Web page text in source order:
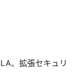
、拡張セキュリ